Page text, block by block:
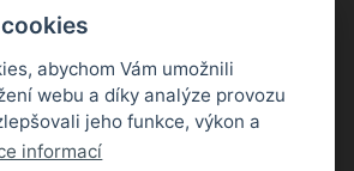
info@pletemesi.cz
abychom Vám umožnili
webu a díky analýze provozu
jeho funkce, výkon a
informací